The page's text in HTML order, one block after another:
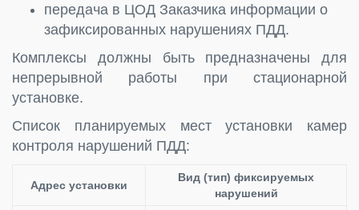
передача в ЦОД Заказчика информации о
зафиксированных нарушениях ПДД.
Комплексы должны быть предназначены для
непрерывной работы при стационарной
установке.
Список планируемых мест установки камер
контроля нарушений ПДД:
Адрес установки
Вид (тип) фиксируемых
нарушений